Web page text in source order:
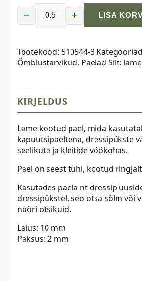
−
kootud
10
mm,
+ LISA
Tootekood: 510544-3
Õmblustarvikud, Paelad Silt:
KIRJELDUS
Lame kootud pael, mida
kapuutsipaeltena, dressipükste
seelikute ja kleitide vöökohas.
Pael on seest tühi, kootud
Kasutades paela nt
dressipükstel, seo otsa sõlm või
nööri otsikuid.
Laius: 10 mm
Paksus: 2 mm